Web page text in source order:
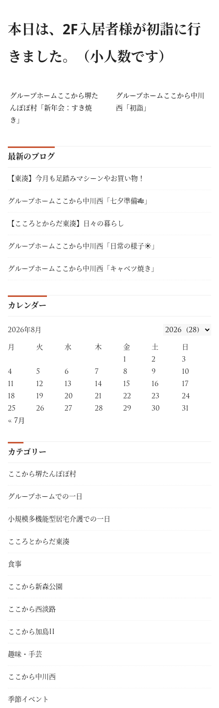
本日は、2F入居者様が初詣に行
きました。（小人数です）
グループホームここから堺た
んぽぽ村「新年会：すき焼
き」
グループホームここから中川
西「初詣」
最新のブログ
【東湊】今月も足踏みマシーンやお買い物！
グループホームここから中川西「七夕準備🎋」
【こころとからだ東湊】日々の暮らし
グループホームここから中川西「日常の様子☀」
グループホームここから中川西「キャベツ焼き」
カレンダー
2026年8月
月
火 水 木 金 土
日
1
2
3
4
5 6 7 8 9
10
11
12 13 14 15 16
17
18
19 20 21 22 23
24
25
26 27 28 29 30
31
« 7月
カテゴリー
ここから堺たんぽぽ村
グループホームでの一日
小規模多機能型居宅介護での一日
こころとからだ東湊
食事
ここから新森公園
ここから西淡路
ここから加島II
趣味・手芸
ここから中川西
季節イベント